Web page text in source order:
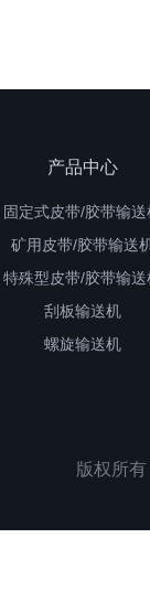
产品中心
固定式皮带/胶带输送
矿用皮带/胶带输送
特殊型皮带/胶带输送
刮板输送机
螺旋输送机
版权所